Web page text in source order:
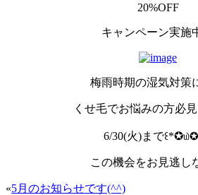
20%OFF
キャンペーン実施
梅雨時期の湿気対策
くせ毛でお悩みの方必見
6/30(火)まで
この機会をお見逃し
«5月のお知らせです(^^)